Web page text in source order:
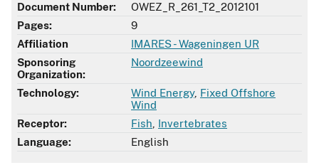
Document Number:
OWEZ_R_261_T2_2012101
Pages:
9
Affiliation
IMARES - Wageningen UR
Sponsoring
Organization:
Noordzeewind
Technology: Wind Energy, Fixed Offshore
Wind
Receptor:
Fish Invertebrates
Language:
English